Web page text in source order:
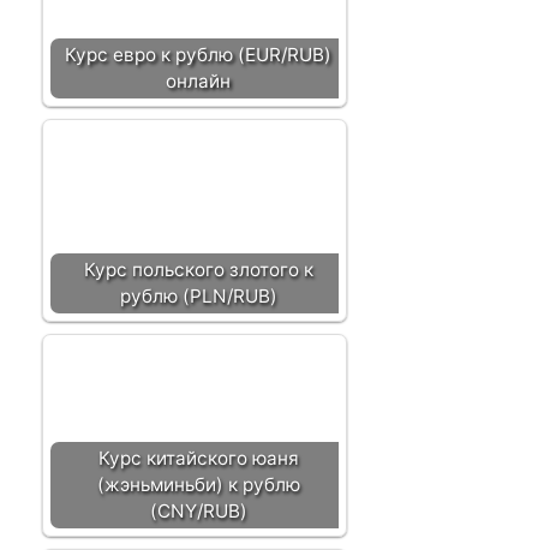
Курс евро к рублю (EUR/RUB)
онлайн
Курс польского злотого к
рублю (PLN/RUB)
Курс китайского юаня
(жэньминьби) к рублю
(CNY/RUB)